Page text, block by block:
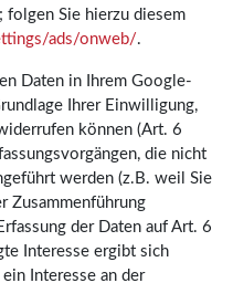
folgen Sie hierzu diesem
ads/onweb/.
Daten in Ihrem Google-
Ihrer Einwilligung,
können (Art. 6
die nicht
werden (z.B. weil Sie
Zusammenführung
der Daten auf Art. 6
Interesse ergibt sich
Interesse an der